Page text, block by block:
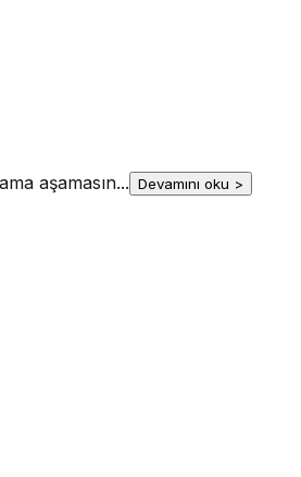
aşamasın... Devamını oku >